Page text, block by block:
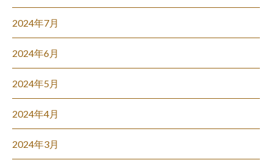
2024年7月
2024年6月
2024年5月
2024年4月
2024年3月